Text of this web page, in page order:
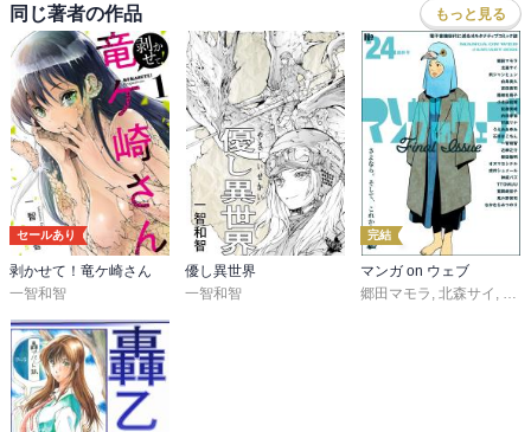
同じ著者の作品 もっと見る
セールあり
剥かせて！竜ケ崎さん
一智和智
優し異世界
一智和智
完結
マンガ on ウェブ
郷田マモラ , 北森サイ , 莉